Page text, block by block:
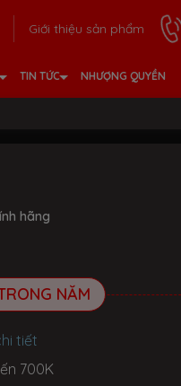
Giới thiệu sản phẩm
TIN TỨC NHƯỢNG QUYỀN
hãng
NĂM
tiết
văn phòng. Giảm đến 700K